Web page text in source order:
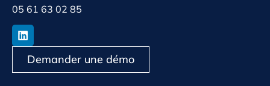
05 61 63 02 85
Demander une démo